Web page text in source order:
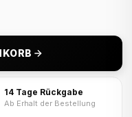
14 Tage Rückgabe
Ab Erhalt der Bestellung